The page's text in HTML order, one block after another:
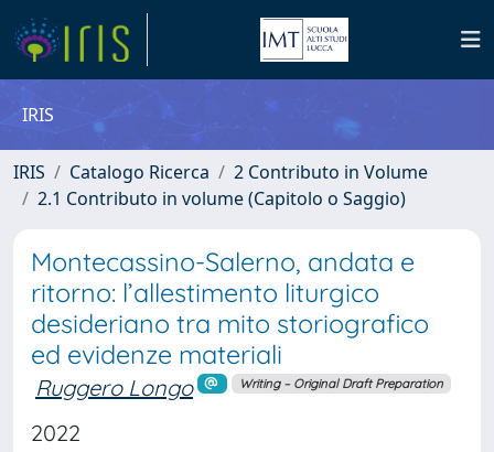
IRIS
IRIS Catalogo Ricerca
2 Contributo in Volume
2.1 Contributo in volume (Capitolo o Saggio)
Montecassino-Salerno, andata e
ritorno: l’allestimento liturgico
desideriano tra mito storiografico
ed evidenze materiali
Ruggero Longo Writing – Original Draft Preparation
2022